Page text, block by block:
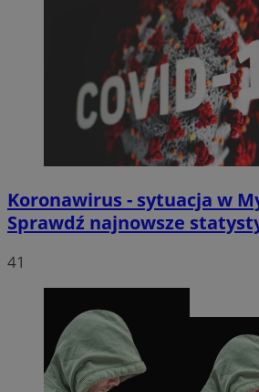
Koronawirus - sytuacja w
Sprawdź najnowsze
41